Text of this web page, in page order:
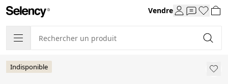
Vendre
Indisponible